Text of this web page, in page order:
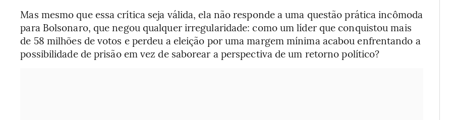
Mas mesmo que essa crítica seja válida, ela não responde a uma questão prática incômoda
para Bolsonaro, que negou qualquer irregularidade: como um líder que conquistou mais
de 58 milhões de votos e perdeu a eleição por uma margem mínima acabou enfrentando a
possibilidade de prisão em vez de saborear a perspectiva de um retorno político?